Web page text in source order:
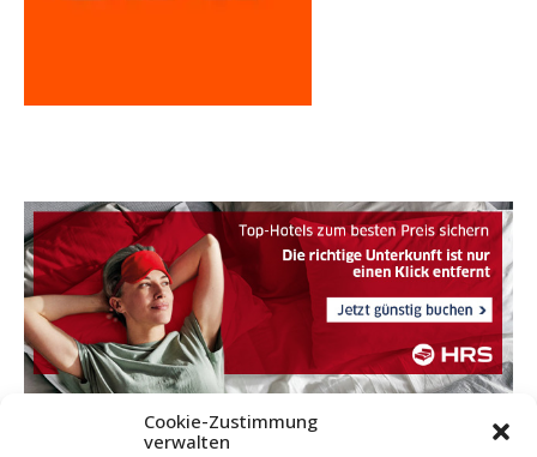
Cookie-Zustimmung
verwalten